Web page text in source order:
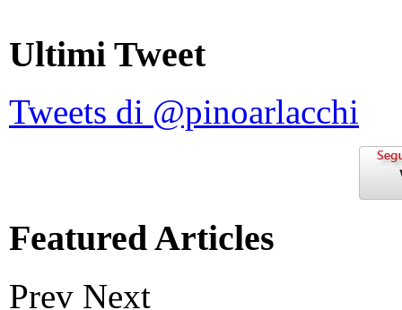
Ultimi Tweet
Tweets di @pinoarlacchi
Featured Articles
Prev Next